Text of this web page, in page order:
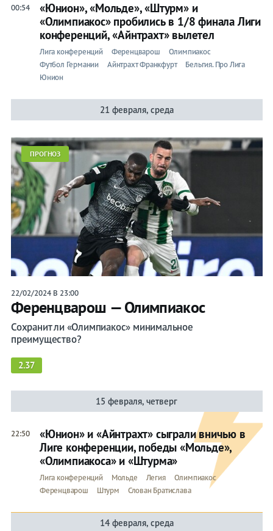
00:54
«Юнион», «Мольде», «Штурм» и
«Олимпиакос» пробились в 1/8 финала Лиги
конференций, «Айнтрахт» вылетел
Лига конференций Ференцварош
Олимпиакос
Футбол Германии
Айнтрахт Франкфурт
Бельгия. Про Лига
Юнион
21 февраля, среда
ПРОГНОЗ
22/02/2024 В 23:00
Ференцварош — Олимпиакос
Сохранит ли «Олимпиакос» минимальное
преимущество?
2.37
15 февраля, четверг
22:50
«Юнион» и «Айнтрахт» сыграли вничью в
Лиге конференции, победы «Мольде»,
«Олимпиакоса» и «Штурма»
Лига конференций Мольде Легия
Олимпиакос
Ференцварош
Штурм Слован Братислава
14 февраля, среда